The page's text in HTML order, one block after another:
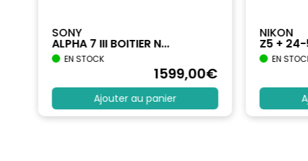
SONY
ALPHA 7 III BOITIER N...
EN STOCK
1599,00€
Ajouter au panier
NIKON
Z5 +
EN